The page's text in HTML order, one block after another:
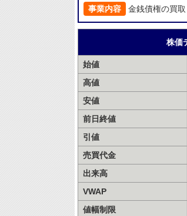
事業内容 金銭債権の買
株価
始値
高値
安値
前日終値
引値
売買代金
出来高
VWAP
値幅制限